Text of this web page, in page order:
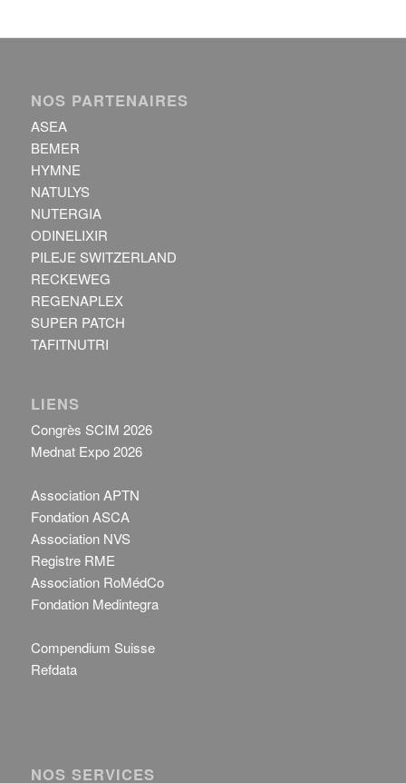
NOS PARTENAIRES
ASEA
BEMER
HYMNE
NATULYS
NUTERGIA
ODINELIXIR
PILEJE SWITZERLAND
RECKEWEG
REGENAPLEX
SUPER PATCH
TAFITNUTRI
LIENS
Congrès SCIM 2026
Mednat Expo 2026
Association APTN
Fondation ASCA
Association NVS
Registre RME
Association RoMédCo
Fondation Medintegra
Compendium Suisse
Refdata
NOS SERVICES